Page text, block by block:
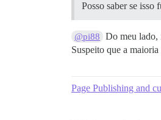
Posso saber se isso
@pi88
Do meu lado,
Suspeito que a
Page Publishing and